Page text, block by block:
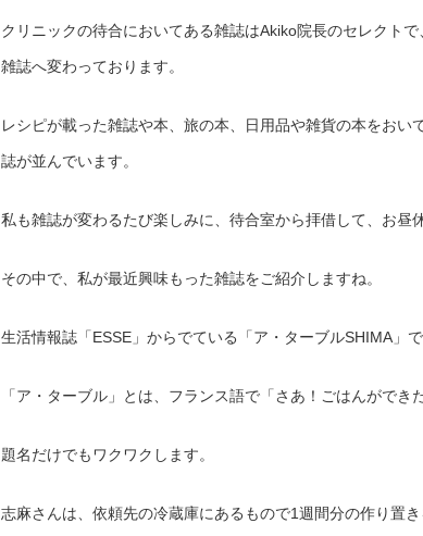
クリニックの待合においてある雑誌はAkiko院長のセレクトで
雑誌へ変わっております。
レシピが載った雑誌や本、旅の本、日用品や雑貨の本をおい
誌が並んでいます。
私も雑誌が変わるたび楽しみに、待合室から拝借して、お昼
その中で、私が最近興味もった雑誌をご紹介しますね。
生活情報誌「ESSE」からでている 「ア・ターブルSHIMA」で
「ア・ターブル」とは、フランス語で「さあ！ごはんができ
題名だけでもワクワクします。
志麻さんは、依頼先の冷蔵庫にあるもので1週間分の作り置